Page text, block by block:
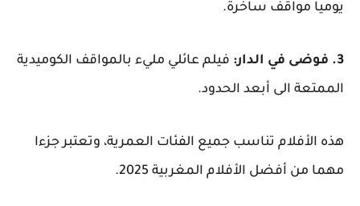
يوميا مواقف ساخرة.
3. فوضى في الدار:
فيلم عائلي مليء بالمواقف الكوميدية
الممتعة الى أبعد الحدود.
هذه الأفلام تناسب جميع الفئات العمرية، وتعتبر جزءا
مهما من أفضل الأفلام المغربية 2025.